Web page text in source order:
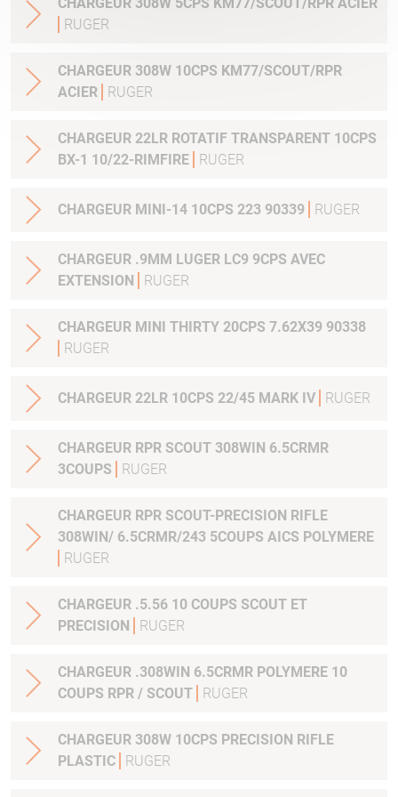
RUGER
CHARGEUR 308W 10CPS KM77/SCOUT/RPR
ACIER
RUGER
CHARGEUR 22LR ROTATIF TRANSPARENT 10CPS
BX-1 10/22-RIMFIRE
RUGER
CHARGEUR MINI-14 10CPS 223 90339 RUGER
CHARGEUR .9MM LUGER LC9 9CPS AVEC
EXTENSION
RUGER
CHARGEUR MINI THIRTY 20CPS 7.62X39 90338
RUGER
CHARGEUR 22LR 10CPS 22/45 MARK IV RUGER
CHARGEUR RPR SCOUT 308WIN 6.5CRMR
3COUPS
RUGER
CHARGEUR RPR SCOUT-PRECISION RIFLE
308WIN/ 6.5CRMR/243 5COUPS AICS POLYMERE
RUGER
CHARGEUR .5.56 10 COUPS SCOUT ET
PRECISION
RUGER
CHARGEUR .308WIN 6.5CRMR POLYMERE 10
COUPS RPR / SCOUT
RUGER
CHARGEUR 308W 10CPS PRECISION RIFLE
PLASTIC
RUGER